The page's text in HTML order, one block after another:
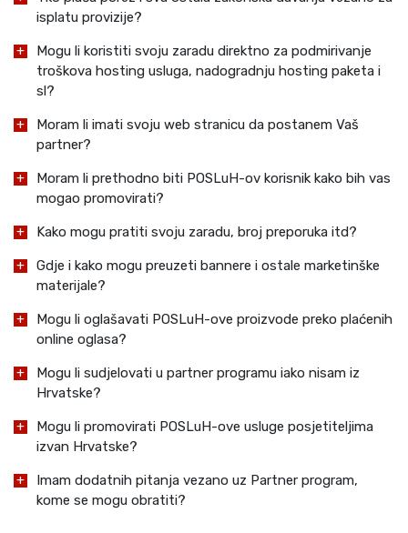
isplatu provizije?
Mogu li koristiti svoju zaradu direktno za podmirivanje
troškova hosting usluga, nadogradnju hosting paketa i
sl?
Moram li imati svoju web stranicu da postanem Vaš
partner?
Moram li prethodno biti POSLuH-ov korisnik kako bih vas
mogao promovirati?
Kako mogu pratiti svoju zaradu, broj preporuka itd?
Gdje i kako mogu preuzeti bannere i ostale marketinške
materijale?
Mogu li oglašavati POSLuH-ove proizvode preko plaćenih
online oglasa?
Mogu li sudjelovati u partner programu iako nisam iz
Hrvatske?
Mogu li promovirati POSLuH-ove usluge posjetiteljima
izvan Hrvatske?
Imam dodatnih pitanja vezano uz Partner program,
kome se mogu obratiti?